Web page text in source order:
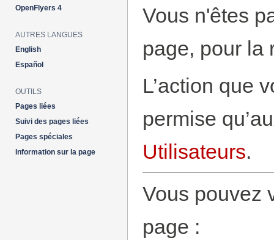
Vous n'êtes
page, pour la
L’action que
permise
Utilisateurs.
Vous pouvez
page :
OpenFlyers 4
AUTRES LANGUES
English
Español
OUTILS
Pages liées
Suivi des pages liées
Pages spéciales
Information sur la page